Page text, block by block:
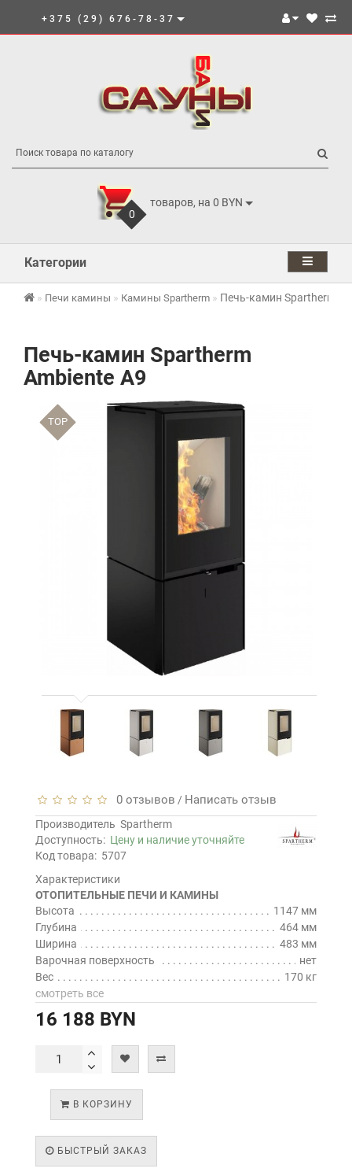
+375 (29) 676-78-37
0
товаров, на 0 BYN
Категории
Печи камины Камины Spartherm Печь-камин Spartherm
Печь-камин Spartherm
Ambiente A9
TOP
0 отзывов / Написать отзыв
Производитель Spartherm
Доступность: Цену и наличие уточняйте
Код товара: 5707
Характеристики
ОТОПИТЕЛЬНЫЕ ПЕЧИ И КАМИНЫ
Высота
1147 мм
Глубина
464 мм
Ширина
483 мм
Варочная поверхность
нет
Вес
170 кг
смотреть все
16 188 BYN
В КОРЗИНУ
БЫСТРЫЙ ЗАКАЗ